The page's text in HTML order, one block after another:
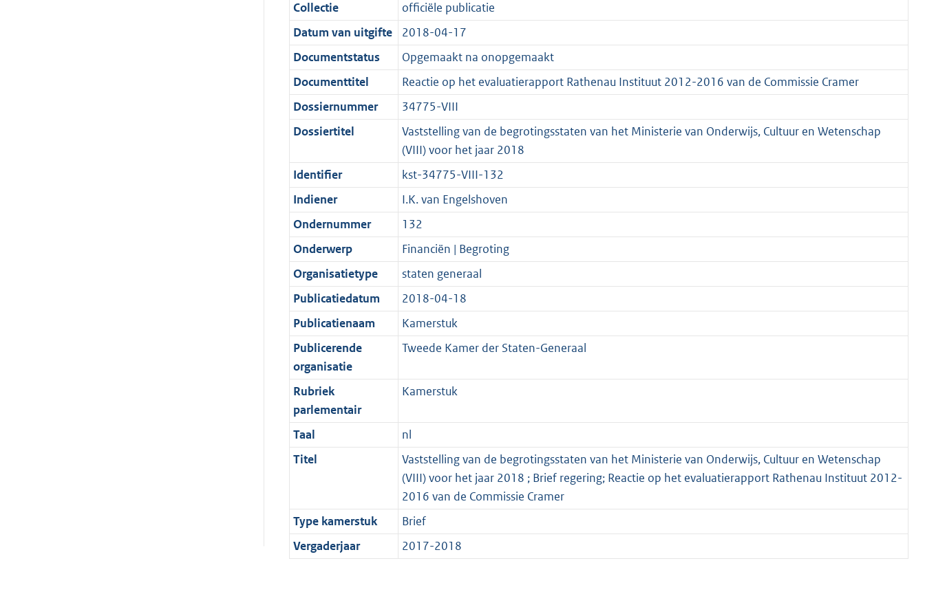
i
e
i
n
f
o
r
a
a
t
4
6
K
b
t
i
e
i
n
f
o
m
a
a
t
:
9
K
b
a
t
i
e
i
n
f
r
m
a
a
t
e
:
1
0
K
b
c
a
t
i
e
i
n
o
r
m
a
a
t
t
e
:
4
K
b
d
s
g
r
o
o
t
t
e
2
b
n
d
s
g
r
o
o
t
t
e
:
K
b
Collectie
officiële publicatie
Datum van uitgifte
2018-04-17
Documentstatus
Opgemaakt na onopgemaakt
Documenttitel
Reactie op het evaluatierapport Rathenau Instituut 2012-2016 van de Commissie Cramer
Dossiernummer
34775-VIII
Dossiertitel
Vaststelling van de begrotingsstaten van het Ministerie van Onderwijs, Cultuur en Wetenschap
(VIII) voor het jaar 2018
Identifier
kst-34775-VIII-132
Indiener
I.K. van Engelshoven
Ondernummer
132
Onderwerp
Financiën | Begroting
Organisatietype
staten generaal
Publicatiedatum
2018-04-18
Publicatienaam
Kamerstuk
Publicerende
organisatie
Tweede Kamer der Staten-Generaal
Rubriek
parlementair
Kamerstuk
Taal
nl
Titel
Vaststelling van de begrotingsstaten van het Ministerie van Onderwijs, Cultuur en Wetenschap
(VIII) voor het jaar 2018 ; Brief regering; Reactie op het evaluatierapport Rathenau Instituut 2012-
2016 van de Commissie Cramer
Type kamerstuk
Brief
Vergaderjaar
2017-2018